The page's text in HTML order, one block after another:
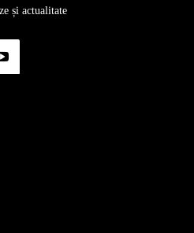
și actualitate